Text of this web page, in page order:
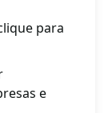
para
e